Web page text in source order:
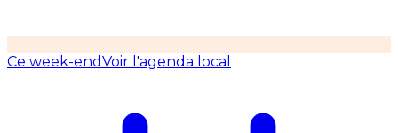
Ce week-endVoir l'agenda local